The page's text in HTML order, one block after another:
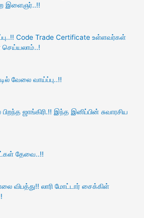
இளைஞர்..!!
Code Trade Certificate உள்ளவர்கள்
வேலை வாய்ப்பு..!!
ஜாங்கிரி.!! இந்த இனிப்பின் சுவாரசிய
ஆட்கள் தேவை..!!
விபத்து!! லாரி மோட்டார் சைக்கிள்